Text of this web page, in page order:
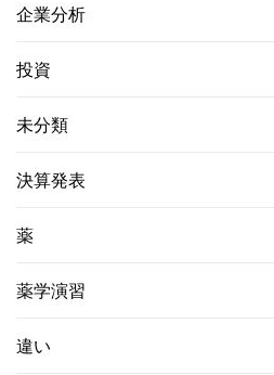
企業分析
投資
未分類
決算発表
薬
薬学演習
違い